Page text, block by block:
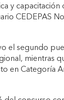
y capacitación
CEDEPAS
el segundo
mientras
en Categoría